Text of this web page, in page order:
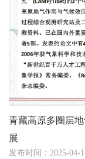
青藏高原多圈层
展
发布时间：2025-04-